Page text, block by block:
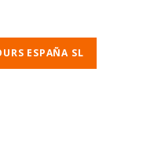
ESPAÑA SL